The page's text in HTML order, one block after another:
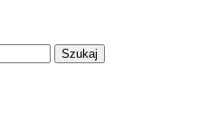
Szukaj